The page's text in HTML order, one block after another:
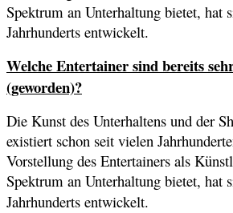
Spektrum an Unterhaltung bietet, hat
Jahrhunderts entwickelt.
Welche Entertainer sind bereits
(geworden)?
Die Kunst des Unterhaltens und der
existiert schon seit vielen
Vorstellung des Entertainers als
Spektrum an Unterhaltung bietet, hat
Jahrhunderts entwickelt.